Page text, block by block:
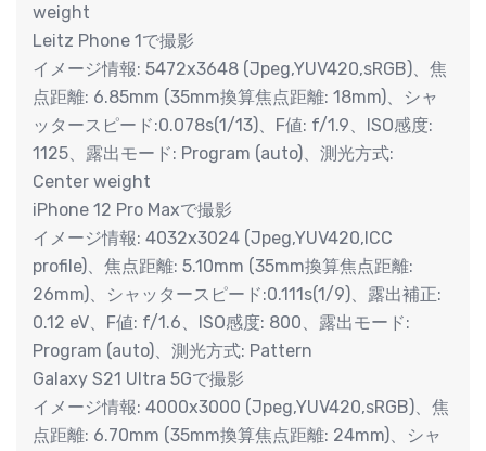
weight
Leitz Phone 1で撮影
イメージ情報: 5472x3648 (Jpeg,YUV420,sRGB)、焦
点距離: 6.85mm (35mm換算焦点距離: 18mm)、シャ
ッタースピード:0.078s(1/13)、F値: f/1.9、ISO感度:
1125、露出モード: Program (auto)、測光方式:
Center weight
iPhone 12 Pro Maxで撮影
イメージ情報: 4032x3024 (Jpeg,YUV420,ICC
profile)、焦点距離: 5.10mm (35mm換算焦点距離:
26mm)、シャッタースピード:0.111s(1/9)、露出補正:
0.12 eV、F値: f/1.6、ISO感度: 800、露出モード:
Program (auto)、測光方式: Pattern
Galaxy S21 Ultra 5Gで撮影
イメージ情報: 4000x3000 (Jpeg,YUV420,sRGB)、焦
点距離: 6.70mm (35mm換算焦点距離: 24mm)、シャ